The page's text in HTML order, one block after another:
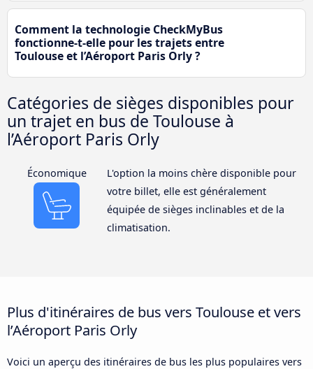
Comment la technologie CheckMyBus
fonctionne-t-elle pour les trajets entre
Toulouse et l’Aéroport Paris Orly ?
Catégories de sièges disponibles pour
un trajet en bus de Toulouse à
l’Aéroport Paris Orly
Économique
L'option la moins chère disponible pour
votre billet, elle est généralement
équipée de sièges inclinables et de la
climatisation.
Plus d'itinéraires de bus vers Toulouse et vers
l’Aéroport Paris Orly
Voici un aperçu des itinéraires de bus les plus populaires vers